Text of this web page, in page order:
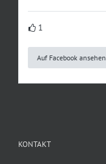
1
Auf Facebook ansehen
KONTAKT